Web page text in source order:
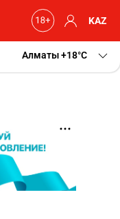
KAZ
Алматы+18 C